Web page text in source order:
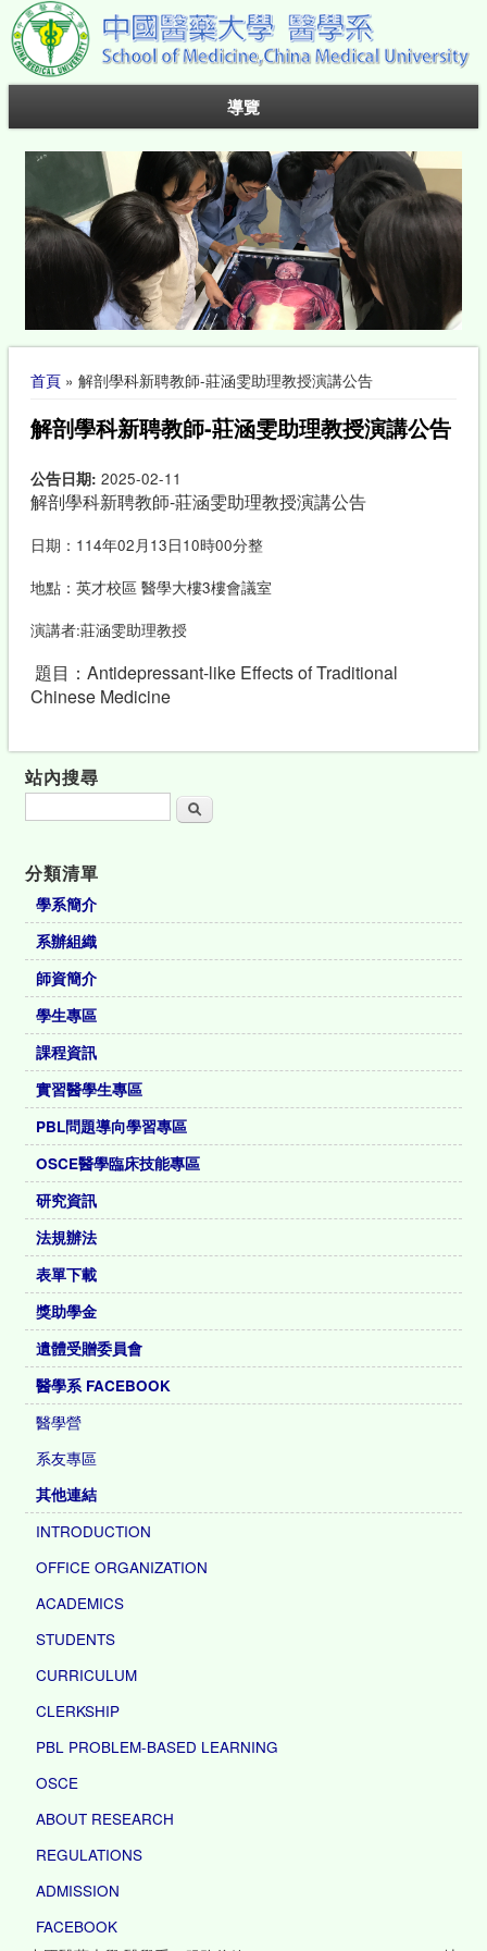
導覽
您在這裡
首頁» 解剖學科新聘教師-莊涵雯助理教授演講公告
解剖學科新聘教師-莊涵雯助理教授演講公告
公告日期: 2025-02-11
解剖學科新聘教師-莊涵雯助理教授演講公告
日期：114年02月13日10時00分整
地點：英才校區 醫學大樓3樓會議室
演講者:莊涵雯助理教授
題目：Antidepressant-like Effects of Traditional
Chinese Medicine
站內搜尋
搜尋
分類清單
學系簡介
系辦組織
師資簡介
學生專區
課程資訊
實習醫學生專區
PBL問題導向學習專區
OSCE醫學臨床技能專區
研究資訊
法規辦法
表單下載
獎助學金
遺體受贈委員會
醫學系 FACEBOOK
醫學營
系友專區
其他連結
INTRODUCTION
OFFICE ORGANIZATION
ACADEMICS
STUDENTS
CURRICULUM
CLERKSHIP
PBL PROBLEM-BASED LEARNING
OSCE
ABOUT RESEARCH
REGULATIONS
ADMISSION
FACEBOOK